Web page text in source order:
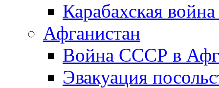
Карабахская
Афганистан
Война СССР в
Эвакуация